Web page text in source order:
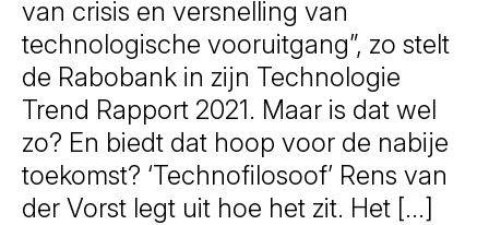
van crisis en versnelling van
technologische vooruitgang”, zo stelt
de Rabobank in zijn Technologie
Trend Rapport 2021. Maar is dat wel
zo? En biedt dat hoop voor de nabije
toekomst? ‘Technofilosoof’ Rens van
der Vorst legt uit hoe het zit. Het […]